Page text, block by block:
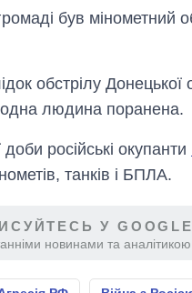
був мінометний
обстрілу Донецької
людина поранена.
російські окупанти
танків і БПЛА.
У GOOGLE
новинами та аналітикою